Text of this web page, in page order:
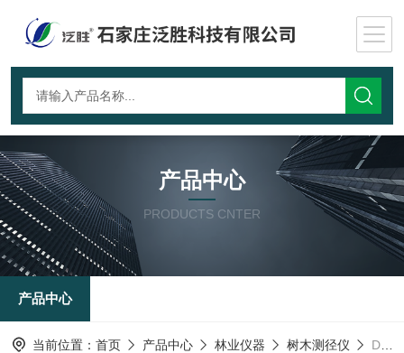
产品中心
PRODUCTS CNTER
产品中心
当前位置： 首页 产品中心 林业仪器 树木测径仪 DPⅡ电脑式测径仪